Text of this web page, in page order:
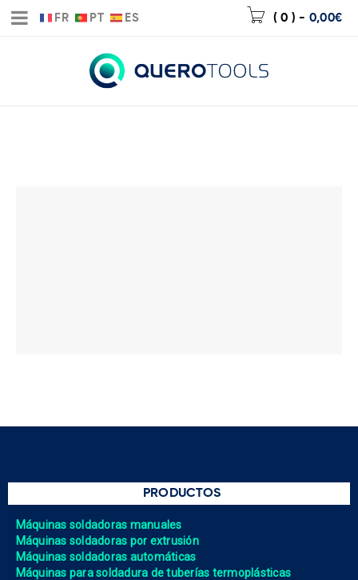
FR PT ES ( 0 ) - 0,00€
PRODUCTOS
Máquinas soldadoras manuales
Máquinas soldadoras por extrusión
Máquinas soldadoras automáticas
Máquinas para soldadura de tuberías termoplásticas